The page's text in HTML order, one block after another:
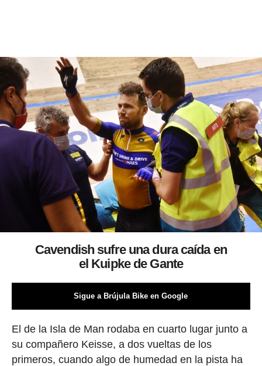
Cavendish sufre una dura caída en
el Kuipke de Gante
Sigue a Brújula Bike en Google
El de la Isla de Man rodaba en cuarto lugar junto a
su compañero Keisse, a dos vueltas de los
primeros, cuando algo de humedad en la pista ha